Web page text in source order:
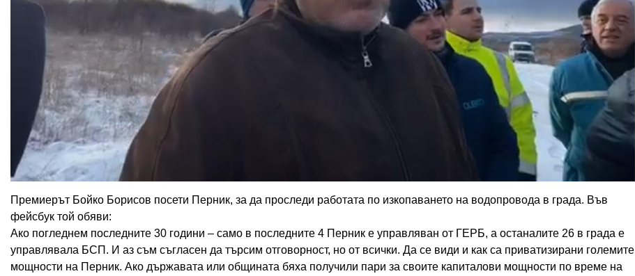
Премиерът Бойко Борисов посети Перник, за да проследи работата по изкопаването на водопровода в града. Във
фейсбук той обяви:
Ако погледнем последните 30 години – само в последните 4 Перник е управляван от ГЕРБ, а останалите 26 в града е
управлявала БСП. И аз съм съгласен да търсим отговорност, но от всички. Да се види и как са приватизирани големите
мощности на Перник. Ако държавата или общината бяха получили пари за своите капиталови мощности по време на